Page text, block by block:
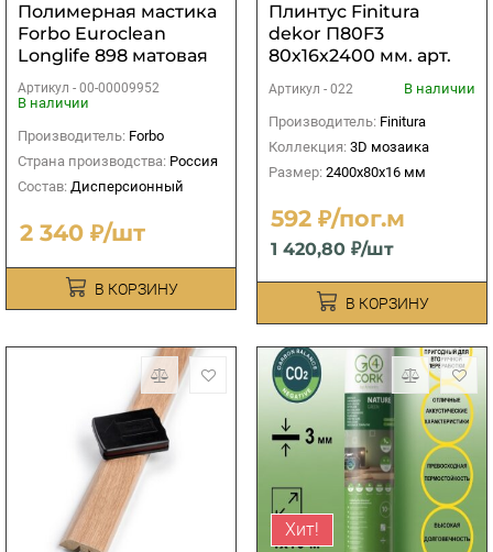
Полимерная мастика
Forbo Euroclean
Longlife 898 матовая
0,75 кг
Артикул - 00-00009952
В наличии
Производитель: Forbo
Страна производства: Россия
Состав: Дисперсионный
2 340 ₽/шт
В КОРЗИНУ
Плинтус Finitura
dekor П80F3
80х16х2400 мм. арт.
Артикул - 022
В наличии
Производитель: Finitura
Коллекция: 3D мозаика
Размер: 2400х80х16 мм
592 ₽/пог.м
1 420,80 ₽/шт
В КОРЗИНУ
Хит!